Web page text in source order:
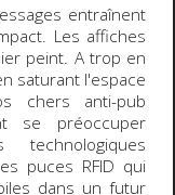
entraînent
Les affiches
peint. A trop en
saturant l'espace
chers anti-pub
se préoccuper
technologiques
puces RFID qui
dans un futur